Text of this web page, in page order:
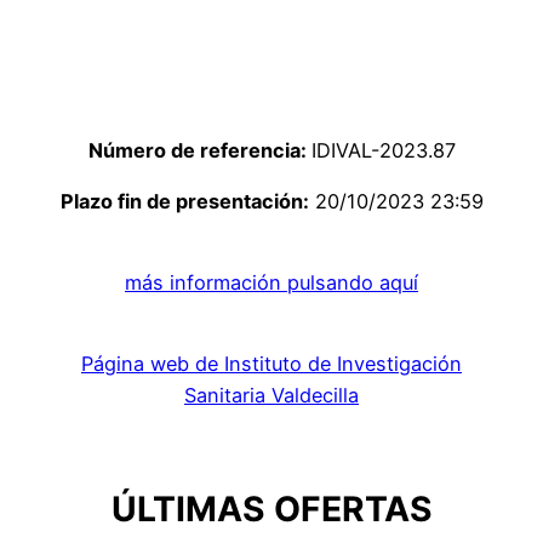
Número de referencia: IDIVAL-2023.87
Plazo fin de presentación: 20/10/2023 23:59
más información pulsando aquí
Página web de Instituto de Investigación
Sanitaria Valdecilla
ÚLTIMAS OFERTAS